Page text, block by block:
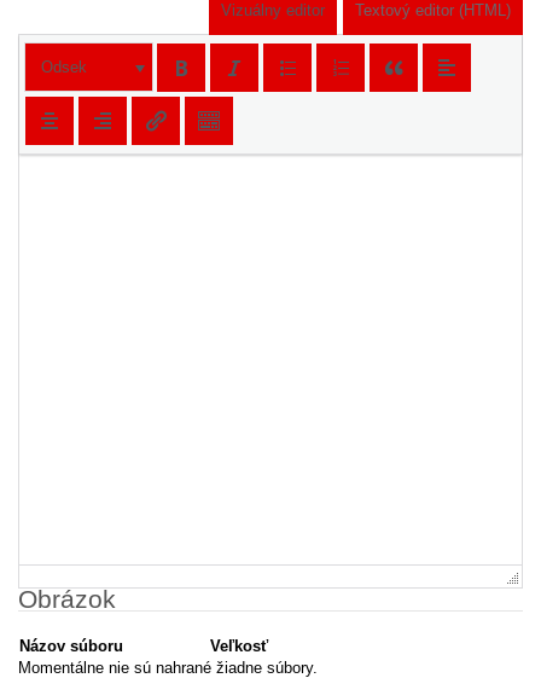
Vizuálny editor Textový editor (HTML)
Odsek
Obrázok
Názov súboru
Veľkosť
Momentálne nie sú nahrané žiadne súbory.